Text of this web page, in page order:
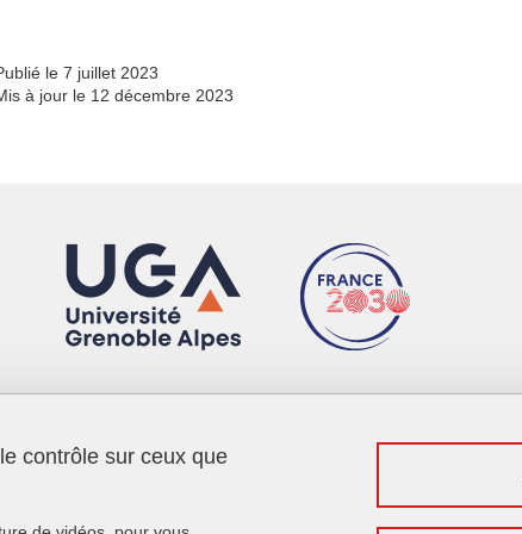
le 7 juillet 2023
à jour le 12 décembre 2023
Menu footer
Contact
contrôle sur ceux que